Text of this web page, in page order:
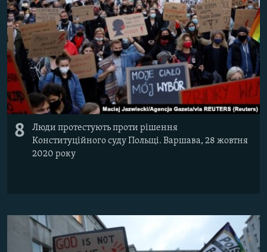
8
Люди протестують проти рішення
Конституційного суду Польщі. Варшава, 28 жовтня
2020 року